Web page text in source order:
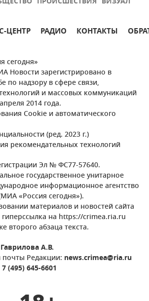
ЦЕНТР РАДИО КОНТАКТЫ
сегодня»
Новости зарегистрировано в
по надзору в сфере связи,
и массовых коммуникаций
2014 года.
Cookie и автоматического
(ред. 2023 г.)
рекомендательных технологий
Эл № ФС77-57640.
государственное унитарное
информационное агентство
«Россия сегодня»).
материалов и новостей сайта
на https://crimea.ria.ru
второго абзаца текста.
Гаврилова А.В.
почты Редакции: news.crimea@ria.ru
7 (495) 645-6601